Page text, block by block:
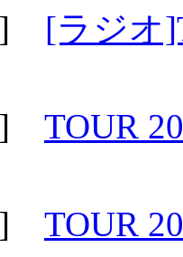
[ラジオ
TOUR
TOUR